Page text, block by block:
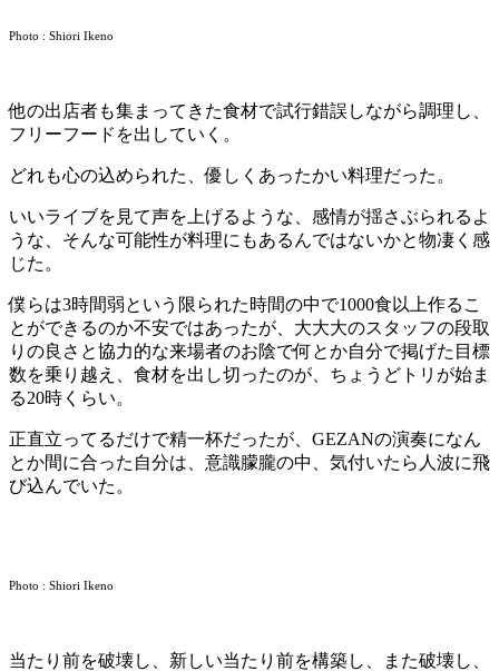
Photo : Shiori Ikeno
他の出店者も集まってきた食材で試行錯誤しながら調理し、
フリーフードを出していく。
どれも心の込められた、優しくあったかい料理だった。
いいライブを見て声を上げるような、感情が揺さぶられるよ
うな、そんな可能性が料理にもあるんではないかと物凄く感
じた。
僕らは3時間弱という限られた時間の中で1000食以上作るこ
とができるのか不安ではあったが、大大大のスタッフの段取
りの良さと協力的な来場者のお陰で何とか自分で掲げた目標
数を乗り越え、食材を出し切ったのが、ちょうどトリが始ま
る20時くらい。
正直立ってるだけで精一杯だったが、GEZANの演奏になん
とか間に合った自分は、意識朦朧の中、気付いたら人波に飛
び込んでいた。
Photo : Shiori Ikeno
当たり前を破壊し、新しい当たり前を構築し、また破壊し、